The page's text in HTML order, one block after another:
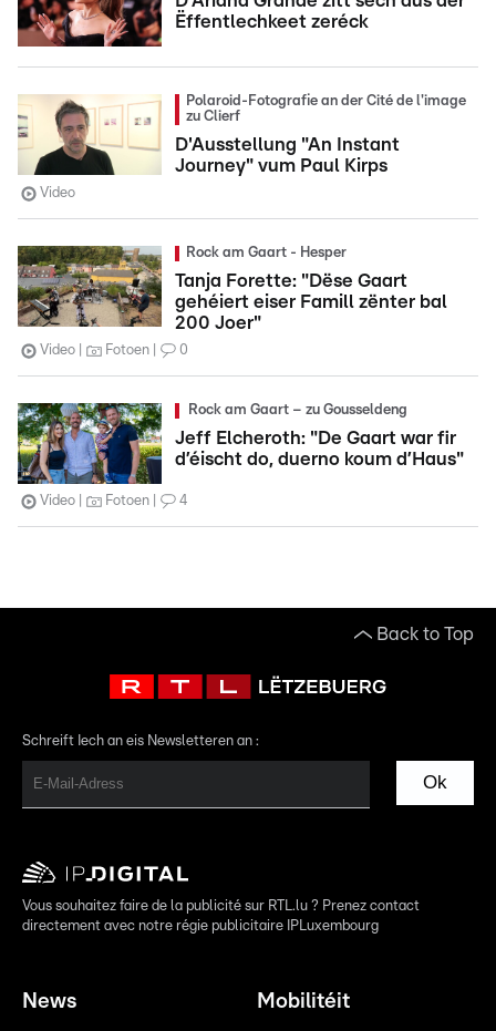
Ëffentlechkeet zeréck
Polaroid-Fotografie an der Cité de l'image
zu Clierf
D'Ausstellung "An Instant
Journey" vum Paul Kirps
Video
Rock am Gaart - Hesper
Tanja Forette: "Dëse Gaart
gehéiert eiser Famill zënter bal
200 Joer"
Video Fotoen 0
Rock am Gaart – zu Gousseldeng
Jeff Elcheroth: "De Gaart war fir
d’éischt do, duerno koum d’Haus"
Video Fotoen 4
Back to Top
Schreift Iech an eis Newsletteren an :
Ok
Vous souhaitez faire de la publicité sur RTL.lu ? Prenez contact
directement avec notre régie publicitaire IPLuxembourg
News Mobilitéit